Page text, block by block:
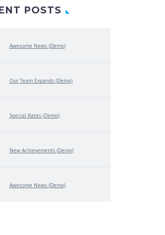
POSTS
Awesome News (Demo)
Our Team Expands (Demo)
Special Rates (Demo)
New Achievements (Demo)
Awesome News (Demo)